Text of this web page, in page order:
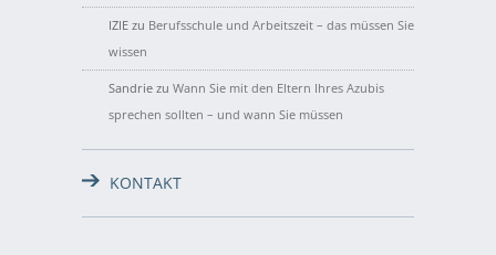
IZIE zu Berufsschule und Arbeitszeit – das müssen Sie
wissen
Sandrie zu Wann Sie mit den Eltern Ihres Azubis
sprechen sollten – und wann Sie müssen
KONTAKT